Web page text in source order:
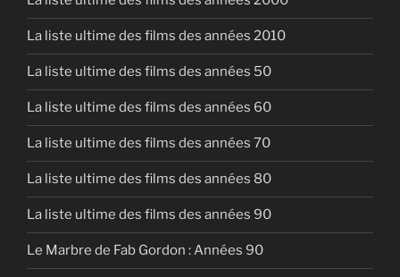
La liste ultime des films des années 2010
La liste ultime des films des années 50
La liste ultime des films des années 60
La liste ultime des films des années 70
La liste ultime des films des années 80
La liste ultime des films des années 90
Le Marbre de Fab Gordon : Années 90